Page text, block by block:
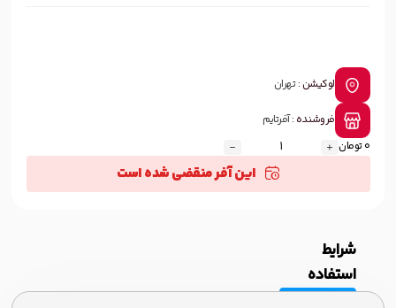
لوکیشن :تهران
فروشنده :آفرتایم
0 تومان
این آفر منقضی شده است
شرایط
استفاده